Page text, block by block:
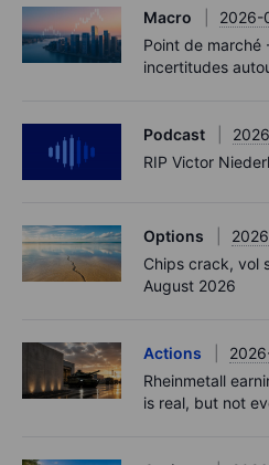
Macro
2026-
Point de marché
incertitudes
Podcast
RIP Victor
Options
Chips crack, vol
August 2026
Actions
Rheinmetall
is real, but not